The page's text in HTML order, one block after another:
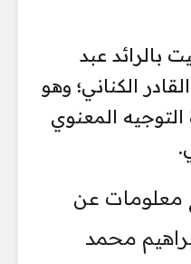
التقيت بالرائد عبد
الكناني؛ وهو
المعنوي
معلومات عن
محمد